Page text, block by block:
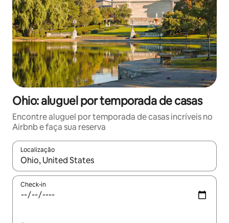
Ohio: aluguel por temporada de casas
Encontre aluguel por temporada de casas incríveis no
Airbnb e faça sua reserva
Localização
Quando os resultados estiverem disponíveis, explore-os
Check-in